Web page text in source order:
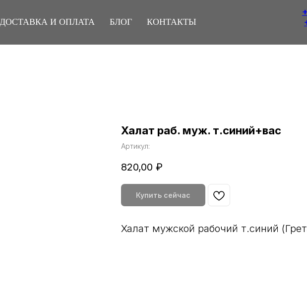
ДОСТАВКА И ОПЛАТА БЛОГ КОНТАКТЫ
Халат раб. муж. т.синий+вас
Артикул:
820,00 ₽
Купить сейчас
Халат мужской рабочий т.синий